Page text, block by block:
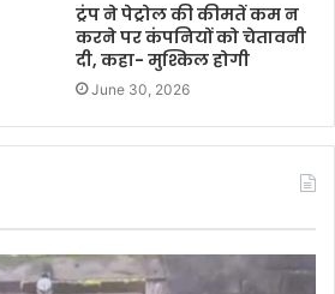
ट्रंप ने पेट्रोल की कीमतें कम न
करने पर कंपनियों को चेतावनी
दी, कहा- मुश्किल होगी
June 30, 2026